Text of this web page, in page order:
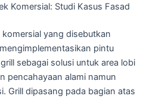
Komersial: Studi Kasus Fasad
yang disebutkan
pintu
sebagai solusi untuk area lobi
pencahayaan alami namun
Grill dipasang pada bagian atas